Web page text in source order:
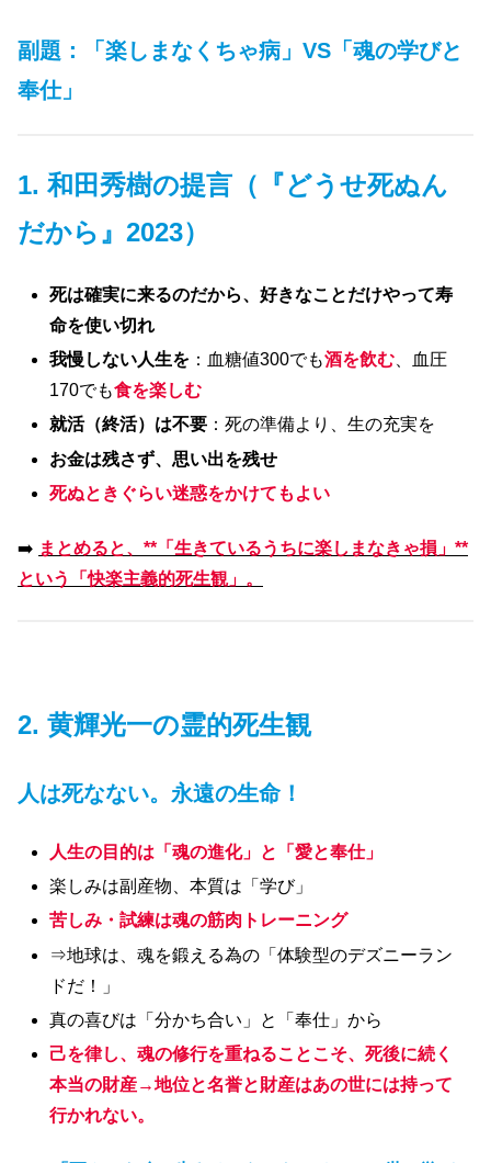
副題：「楽しまなくちゃ病」VS「魂の学びと
奉仕」
1. 和田秀樹の提言（『どうせ死ぬん
だから』2023）
死は確実に来るのだから、好きなことだけやって寿
命を使い切れ
我慢しない人生を ：血糖値300でも酒を飲む 、血圧
170でも食を楽しむ
就活（終活）は不要 ：死の準備より、生の充実を
お金は残さず、思い出を残せ
死ぬときぐらい迷惑をかけてもよい
➡️ まとめると、**「生きているうちに楽しまなきゃ損」**
という「快楽主義的死生観」。
2. 黄輝光一の霊的死生観
人は死なない。永遠の生命！
人生の目的は「魂の進化」と「愛と奉仕」
楽しみは副産物、本質は「学び」
苦しみ・試練は魂の筋肉トレーニング
⇒地球は、魂を鍛える為の「体験型のデズニーラン
ドだ！」
真の喜びは「分かち合い」と「奉仕」から
己を律し、魂の修行を重ねることこそ、死後に続く
本当の財産→地位と名誉と財産はあの世には持って
行かれない。